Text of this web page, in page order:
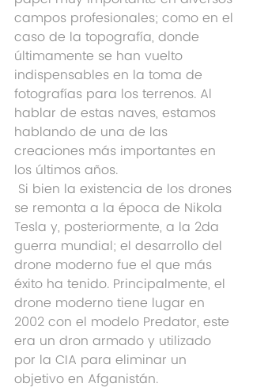
campos profesionales; como en el
caso de la topografía, donde
últimamente se han vuelto
indispensables en la toma de
fotografías para los terrenos. Al
hablar de estas naves, estamos
hablando de una de las
creaciones más importantes en
los últimos años.
se remonta a la época de Nikola
Tesla y, posteriormente, a la 2da
guerra mundial; el desarrollo del
drone moderno fue el que más
éxito ha tenido. Principalmente, el
drone moderno tiene lugar en
2002 con el modelo Predator, este
era un dron armado y utilizado
por la CIA para eliminar un
objetivo en Afganistán.